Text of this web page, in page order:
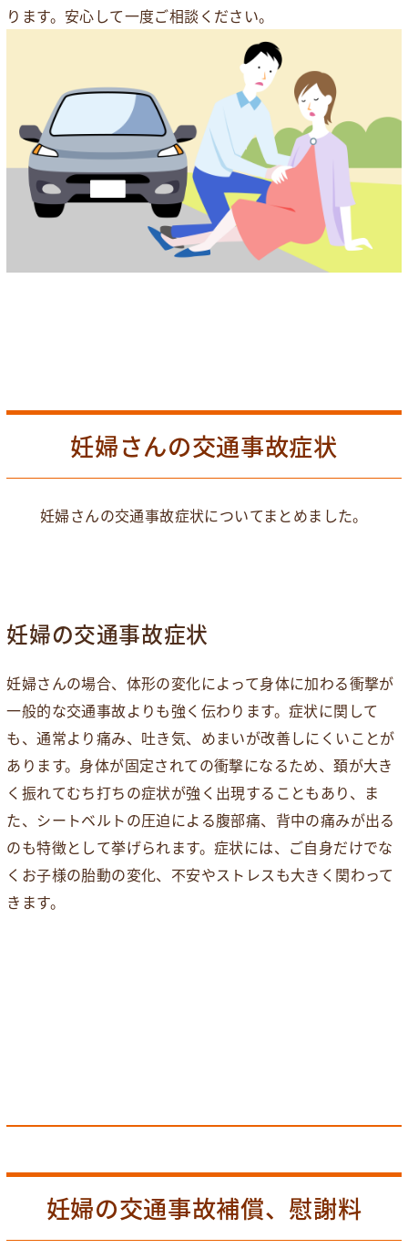
ります。安心して一度ご相談ください。
妊婦さんの交通事故症状
妊婦さんの交通事故症状についてまとめました。
妊婦の交通事故症状
妊婦さんの場合、体形の変化によって身体に加わる衝撃が
一般的な交通事故よりも強く伝わります。症状に関して
も、通常より痛み、吐き気、めまいが改善しにくいことが
あります。身体が固定されての衝撃になるため、頚が大き
く振れてむち打ちの症状が強く出現することもあり、ま
た、シートベルトの圧迫による腹部痛、背中の痛みが出る
のも特徴として挙げられます。症状には、ご自身だけでな
くお子様の胎動の変化、不安やストレスも大きく関わって
きます。
妊婦の交通事故補償、慰謝料